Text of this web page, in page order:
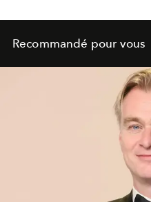
Recommandé pour vous